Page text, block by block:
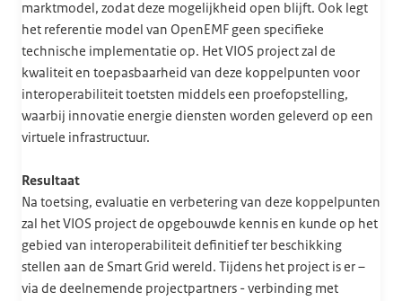
marktmodel, zodat deze mogelijkheid open blijft. Ook legt
het referentie model van OpenEMF geen specifieke
technische implementatie op. Het VIOS project zal de
kwaliteit en toepasbaarheid van deze koppelpunten voor
interoperabiliteit toetsten middels een proefopstelling,
waarbij innovatie energie diensten worden geleverd op een
virtuele infrastructuur.
Resultaat
Na toetsing, evaluatie en verbetering van deze koppelpunten
zal het VIOS project de opgebouwde kennis en kunde op het
gebied van interoperabiliteit definitief ter beschikking
stellen aan de Smart Grid wereld. Tijdens het project is er –
via de deelnemende projectpartners - verbinding met